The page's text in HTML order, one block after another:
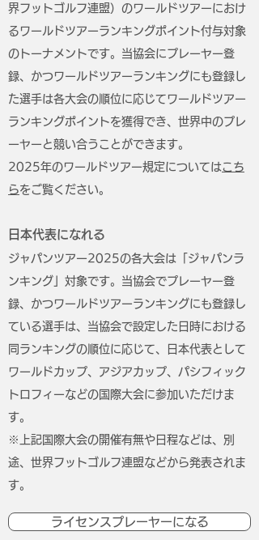
界フットゴルフ連盟）のワールドツアーにおけ
るワールドツアーランキングポイント付与対象
のトーナメントです。当協会にプレーヤー登
録、かつワールドツアーランキングにも登録し
た選手は各大会の順位に応じてワールドツアー
ランキングポイントを獲得でき、世界中のプレ
ーヤーと競い合うことができます。
​2025年のワールドツアー規定についてはこち
らをご覧ください。
日本代表になれる
ジャパンツアー2025の各大会は「ジャパンラ
ンキング」対象です。当協会でプレーヤー登
録、かつワールドツアーランキングにも登録し
ている選手は、当協会で設定した日時における
同ランキングの順位に応じて、日本代表として
ワールドカップ、アジアカップ、パシフィック
トロフィーなどの国際大会に参加いただけま
す。
※上記国際大会の開催有無や日程などは、別
途、世界フットゴルフ連盟などから発表されま
す。
ライセンスプレーヤーになる